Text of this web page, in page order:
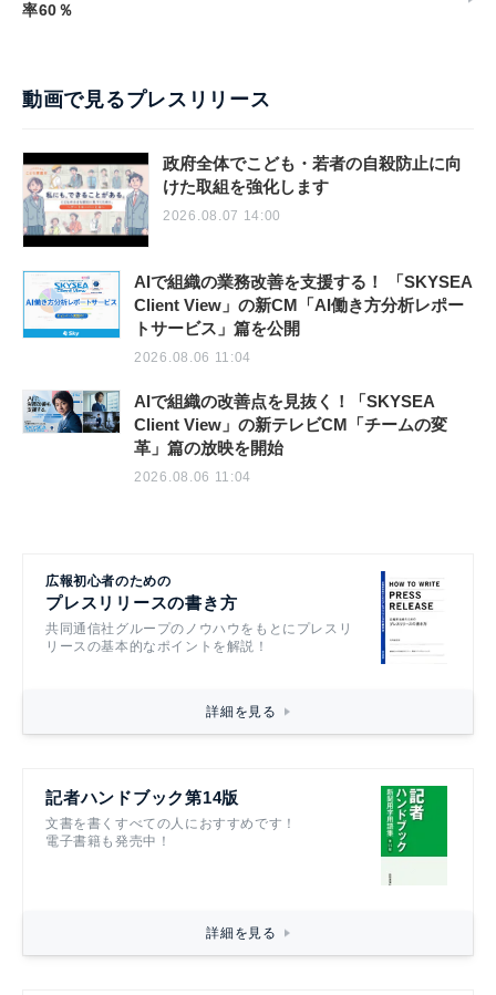
率60％
動画で見るプレスリリース
政府全体でこども・若者の自殺防止に向
けた取組を強化します
2026.08.07 14:00
AIで組織の業務改善を支援する！ 「SKYSEA
Client View」の新CM「AI働き方分析レポー
トサービス」篇を公開
2026.08.06 11:04
AIで組織の改善点を見抜く！「SKYSEA
Client View」の新テレビCM「チームの変
革」篇の放映を開始
2026.08.06 11:04
広報初心者のための
プレスリリースの書き方
共同通信社グループのノウハウをもとにプレスリ
リースの基本的なポイントを解説！
詳細を見る
記者ハンドブック第14版
文書を書くすべての人におすすめです！
電子書籍も発売中！
詳細を見る